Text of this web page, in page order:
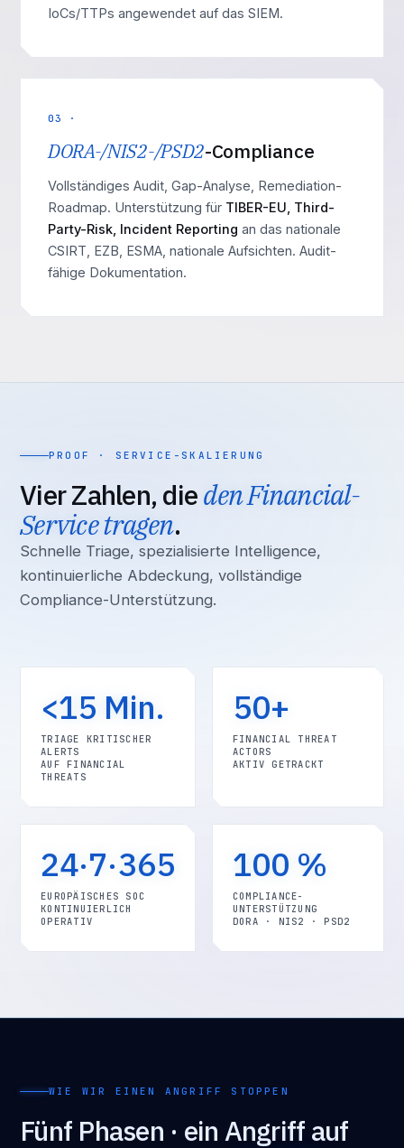
IoCs/TTPs angewendet auf das SIEM.
03 ·
DORA-/NIS2-/PSD2-Compliance
Vollständiges Audit, Gap-Analyse, Remediation-
Roadmap. Unterstützung für TIBER-EU, Third-
Party-Risk, Incident Reporting an das nationale
CSIRT, EZB, ESMA, nationale Aufsichten. Audit-
fähige Dokumentation.
PROOF · SERVICE-SKALIERUNG
Vier Zahlen, dieden Financial-
Service tragen.
Schnelle Triage, spezialisierte Intelligence,
kontinuierliche Abdeckung, vollständige
Compliance-Unterstützung.
<15 Min.
TRIAGE KRITISCHER
ALERTS
AUF FINANCIAL
THREATS
50+
FINANCIAL THREAT
ACTORS
AKTIV GETRACKT
24·7·365
EUROPÄISCHES SOC
KONTINUIERLICH
OPERATIV
100 %
COMPLIANCE-
UNTERSTÜTZUNG
DORA · NIS2 · PSD2
WIE WIR EINEN ANGRIFF STOPPEN
Fünf Phasen · ein Angriff auf